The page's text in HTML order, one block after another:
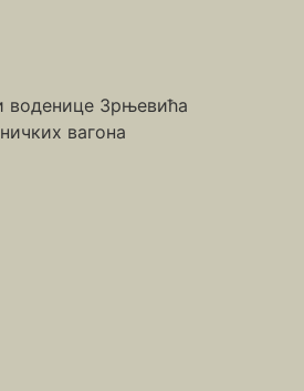
воденице Зрњевића
вагона